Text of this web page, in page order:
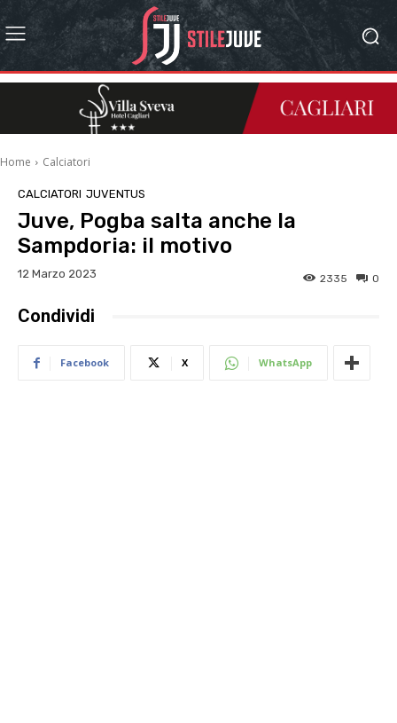
Home Calciatori
CALCIATORI JUVENTUS
Juve, Pogba salta anche la
Sampdoria: il motivo
12 Marzo 2023 0
2335
Condividi
Facebook X WhatsApp